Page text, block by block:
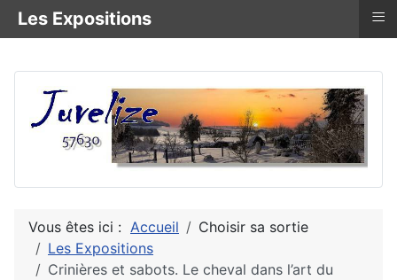
Vous êtes ici : Accueil
Choisir sa sortie
Les Expositions
Crinières et sabots. Le cheval dans l’art du
Les Expositions ≡